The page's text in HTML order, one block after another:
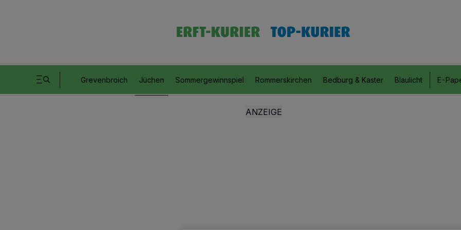
Grevenbroich Jüchen Sommergewinnspiel Rommerskirchen Bedburg & Kaster Blaulicht E-